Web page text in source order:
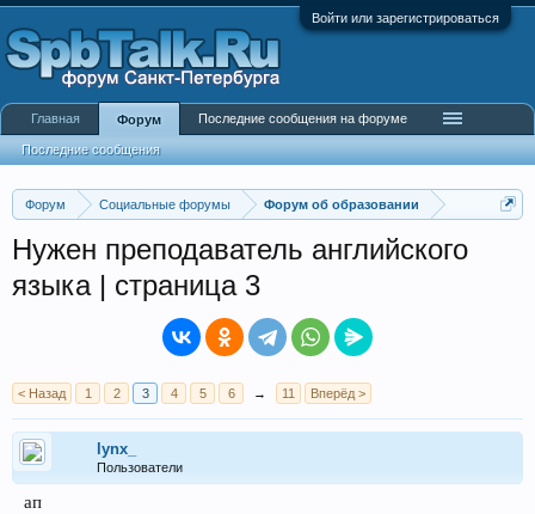
Войти или зарегистрироваться
Форум Социальные форумы Форум об образовании
Нужен преподаватель английского
языка | страница 3
< Назад 1 2 3 4 5 6 → 11 Вперёд >
lynx_
Пользователи
ап
Главная Форум
Последние сообщения
Последние сообщения на форуме